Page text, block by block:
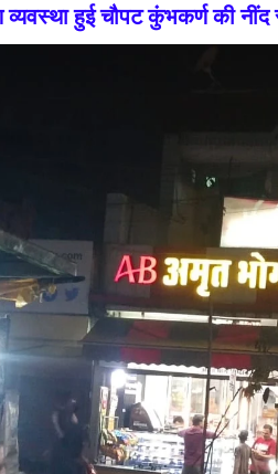
हुई चौपट कुंभकर्ण की नींद